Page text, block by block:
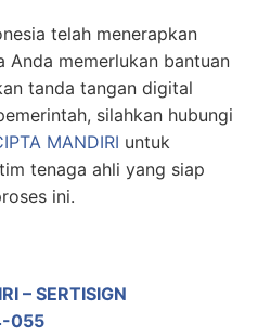
telah menerapkan
Anda memerlukan bantuan
tanda tangan digital
silahkan hubungi
MANDIRI untuk
tenaga ahli yang siap
ini.
– SERTISIGN
055